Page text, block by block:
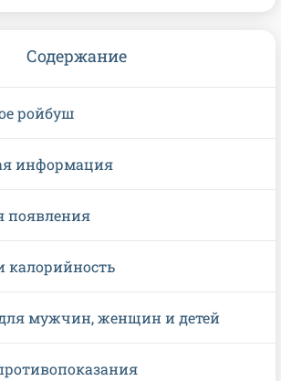
Содержание
ройбуш
информация
появления
калорийность
мужчин, женщин и детей